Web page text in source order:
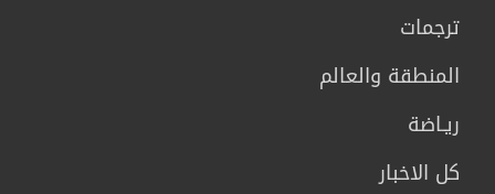
ترجمات
المنطقة والعالم
ريـاضة
كل الاخبار